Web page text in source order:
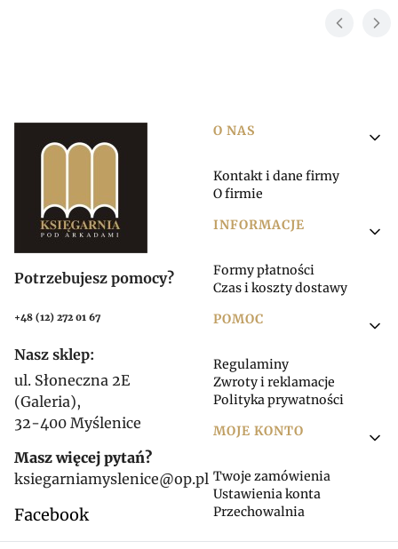
Potrzebujesz pomocy?
+48 (12) 272 01 67
Nasz sklep:
ul. Słoneczna 2E
(Galeria),
32-400 Myślenice
Masz więcej pytań?
ksiegarniamyslenice@op.pl
Facebook
Linki w stopce
O NAS
Kontakt i dane firmy
O firmie
INFORMACJE
Formy płatności
Czas i koszty dostawy
POMOC
Regulaminy
Zwroty i reklamacje
Polityka prywatności
MOJE KONTO
Twoje zamówienia
Ustawienia konta
Przechowalnia